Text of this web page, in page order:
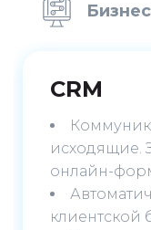
CRM
исходящие.
онлайн-
клиентской